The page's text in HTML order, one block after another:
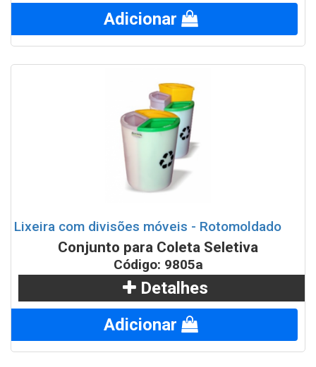
Adicionar
Lixeira com divisões móveis - Rotomoldado
Conjunto para Coleta Seletiva
Código: 9805a
Detalhes
Adicionar